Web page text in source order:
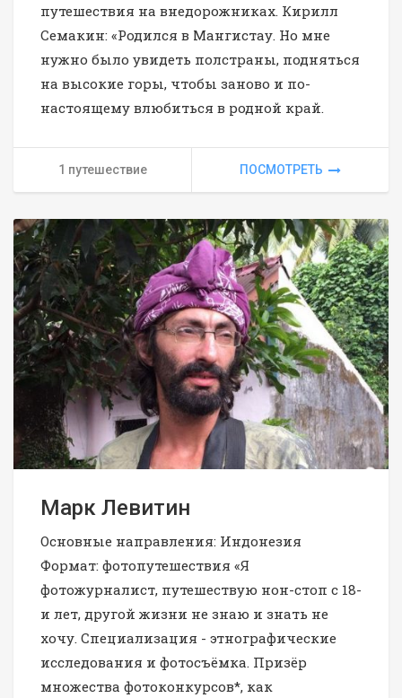
путешествия на внедорожниках. Кирилл
Семакин: «Родился в Мангистау. Но мне
нужно было увидеть полстраны, подняться
на высокие горы, чтобы заново и по-
настоящему влюбиться в родной край.
1 путешествие ПОСМОТРЕТЬ
Марк Левитин
Основные направления: Индонезия
Формат: фотопутешествия «Я
фотожурналист, путешествую нон-стоп с 18-
и лет, другой жизни не знаю и знать не
хочу. Специализация - этнографические
исследования и фотосъёмка. Призёр
множества фотоконкурсов*, как